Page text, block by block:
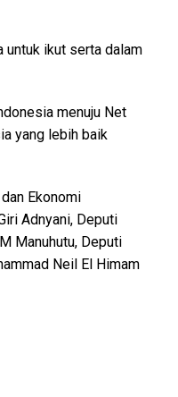
untuk ikut serta dalam
menuju Net
yang lebih baik
Ekonomi
Adnyani, Deputi
Manuhutu, Deputi
Neil El Himam